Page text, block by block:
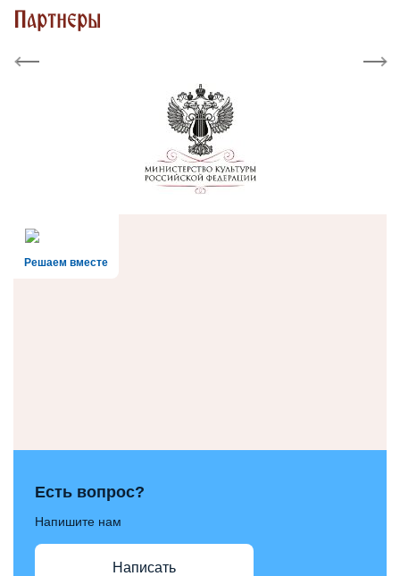
Партнеры
Previous Next
Решаем вместе
Есть вопрос?
Напишите нам
Написать